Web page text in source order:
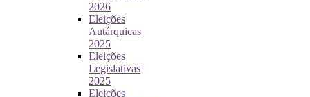
2026
Eleições
Autárquicas
2025
Eleições
Legislativas
2025
Eleições